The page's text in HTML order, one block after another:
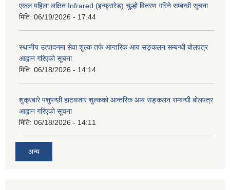
एकल महिला लक्षित Infrared (इन्फ्रारेड) चुल्हो वितरण गरिने सम्बन्धी सूचना
मिति: 06/19/2026 - 17:44
स्थानीय उत्पादनमा सेवा शुल्क तर्फ आन्तरिक आय सङ्कलन सम्बन्धी बोलपत्र
आह्वान गरिएको सूचना
मिति: 06/18/2026 - 14:14
शुक्रबारे पशुपन्छी हाटबजार शुल्कको आन्तरिक आय सङ्कलन सम्बन्धी बोलपत्र
आह्वान गरिएको सूचना
मिति: 06/18/2026 - 14:11
अन्य